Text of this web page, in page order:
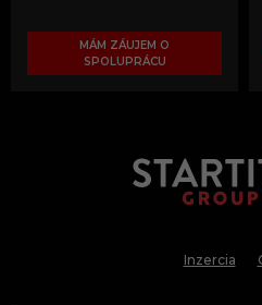
MÁM ZÁUJEM O
SPOLUPRÁCU
Inzercia